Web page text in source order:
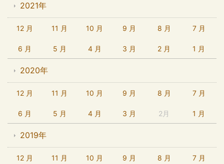
2021年
12 月 11 月 10 月 9 月 8 月 7 月
6 月 5 月 4 月 3 月 2 月 1 月
2020年
12 月 11 月 10 月 9 月 8 月 7 月
6 月 5 月 4 月 3 月 2月 1 月
2019年
12 月 11 月 10 月 9 月 8 月 7 月